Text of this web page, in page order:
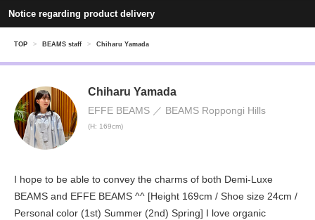
Notice regarding product delivery
TOP > BEAMS staff > Chiharu Yamada
Chiharu Yamada
EFFE BEAMS BEAMS Roppongi Hills
(H: 169cm)
I hope to be able to convey the charms of both Demi-Luxe
BEAMS and EFFE BEAMS ^^ [Height 169cm / Shoe size 24cm /
Personal color (1st) Summer (2nd) Spring] I love organic